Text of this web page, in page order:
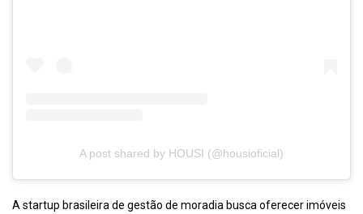
A post shared by HOUSI (@housioficial)
A startup brasileira de gestão de moradia busca oferecer imóveis